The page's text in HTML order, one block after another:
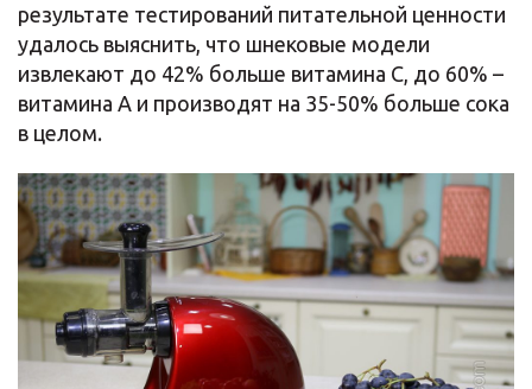
результате тестирований питательной ценности
удалось выяснить, что шнековые модели
извлекают до 42% больше витамина С, до 60% –
витамина А и производят на 35-50% больше сока
в целом.